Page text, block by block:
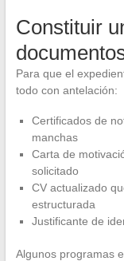
Constituir
Para que el
todo con antelación:
Certificados de
manchas
Carta de
solicitado
CV actualizado
estructurada
Justificante de
Algunos programas